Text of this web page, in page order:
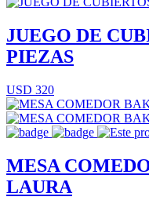
JUEGO DE
PIEZAS
USD 320
MESA
LAURA